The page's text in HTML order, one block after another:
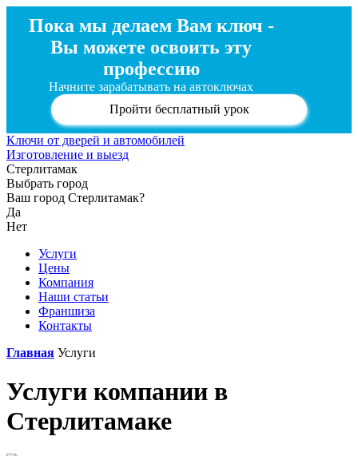
Пока мы делаем Вам ключ -
Вы можете освоить эту
профессию
Начните зарабатывать на автоключах
Пройти бесплатный урок
Ключи от дверей и автомобилей
Изготовление и выезд
Стерлитамак
Выбрать город
Ваш город Стерлитамак?
Да
Нет
Услуги
Цены
Компания
Наши статьи
Франшиза
Контакты
Главная Услуги
Услуги компании в
Стерлитамаке